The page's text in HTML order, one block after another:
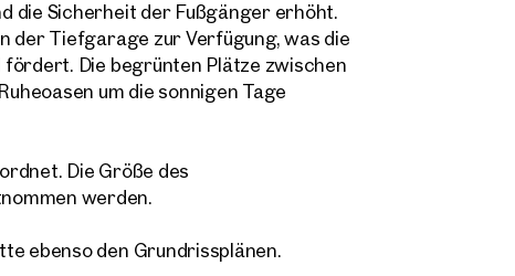
die Sicherheit der Fußgänger erhöht.
der Tiefgarage zur Verfügung, was die
Die begrünten Plätze zwischen
um die sonnigen Tage
Die Größe des
werden.
ebenso den Grundrissplänen.
Adresse
Service
Direkte:r Ansprechpartner:in
Anrufen oder Rückruf vereinbaren